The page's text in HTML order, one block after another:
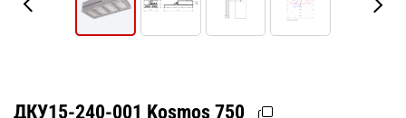
ДКУ15-240-001 Kosmos 750